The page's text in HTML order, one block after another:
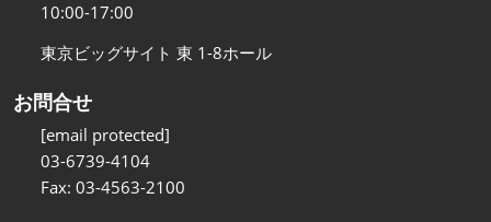
10:00-17:00
東京ビッグサイト 東 1-8ホール
お問合せ
[email protected]
03-6739-4104
Fax: 03-4563-2100